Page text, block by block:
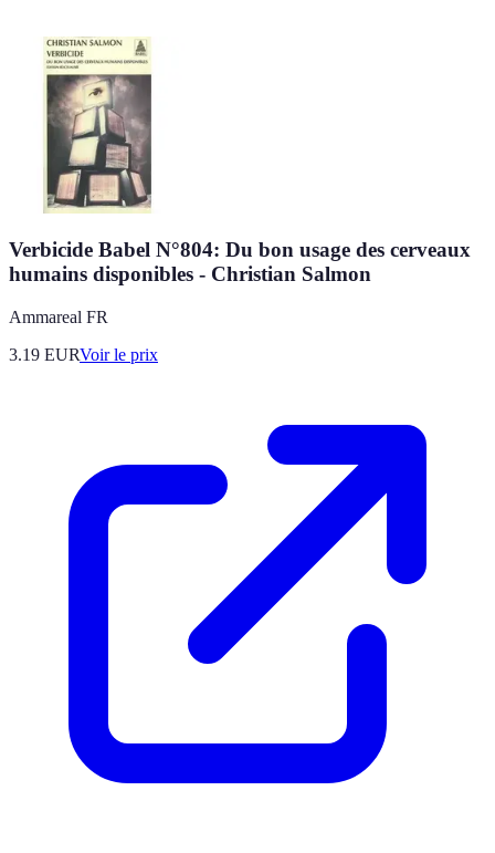
Verbicide Babel N°804: Du bon usage des cerveaux
humains disponibles - Christian Salmon
Ammareal FR
3.19 EURVoir le prix